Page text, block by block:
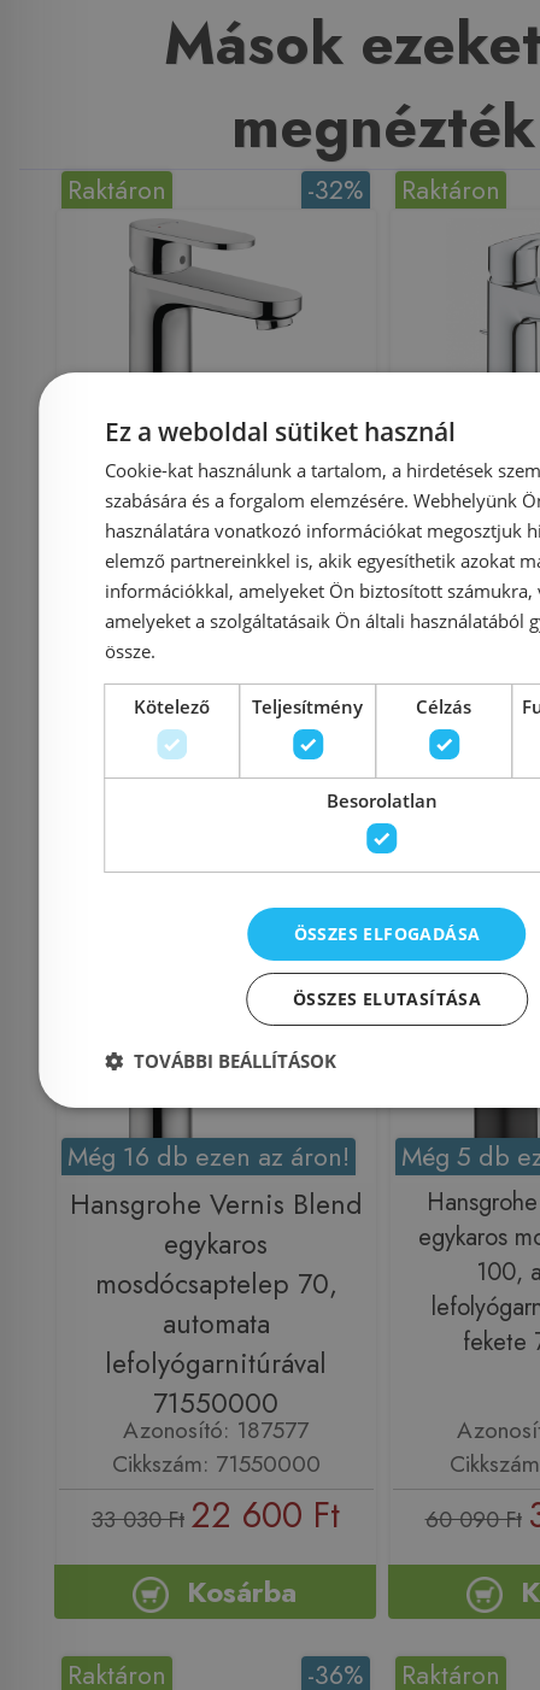
Mások
megnézték
-32%
Raktáron
Még 16 db ezen az áron!
Hansgrohe Vernis Blend
egykaros
mosdócsaptelep 100,
automata
lefolyógarnitúrával
Azonosító: 187584
Cikkszám: 71551000
43 228 Ft29 500 Ft
Raktáron
mosdó
29 348 Ft
-32%
Még 16 db ezen az áron!
Hansgrohe Vernis Blend
egykaros
mosdócsaptelep 70,
automata
lefolyógarnitúrával
71550000
Azonosító: 187577
Cikkszám: 71550000
33 030 Ft 22 600 Ft
Kosárba
Raktáron
Még 5 db
egykaros
100,
fekete
60 090 Ft
-36%
Raktáron Raktáron
Ez a weboldal sütiket használ
Cookie-kat használunk a tartalom, a hirdetések
szabására és a forgalom elemzésére. Webhelyünk
használatára vonatkozó információkat megosztjuk
elemző partnereinkkel is, akik egyesíthetik azokat
információkkal, amelyeket Ön biztosított számukra,
amelyeket a szolgáltatásaik Ön általi használatából
össze.
Kötelező Teljesítmény Célzás
Besorolatlan
ÖSSZES ELFOGADÁSA
ÖSSZES ELUTASÍTÁSA
TOVÁBBI BEÁLLÍTÁSOK